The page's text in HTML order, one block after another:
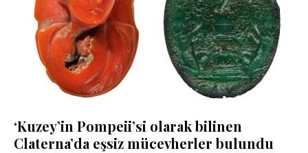
‘Kuzey’in Pompeii’si olarak bilinen
Claterna’da eşsiz mücevherler bulundu